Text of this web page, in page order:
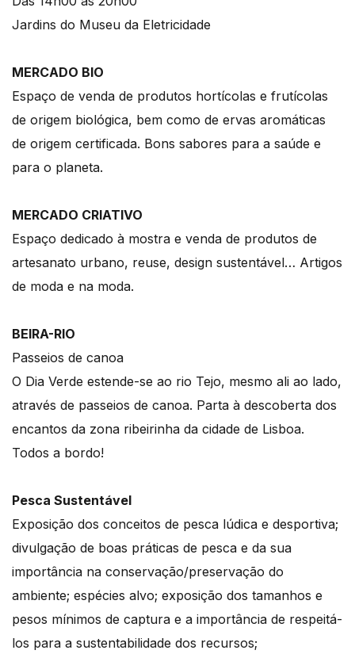
Jardins do Museu da Eletricidade
MERCADO BIO
Espaço de venda de produtos hortícolas e frutícolas
de origem biológica, bem como de ervas aromáticas
de origem certificada. Bons sabores para a saúde e
para o planeta.
MERCADO CRIATIVO
Espaço dedicado à mostra e venda de produtos de
artesanato urbano, reuse, design sustentável… Artigos
de moda e na moda.
BEIRA-RIO
Passeios de canoa
O Dia Verde estende-se ao rio Tejo, mesmo ali ao lado,
através de passeios de canoa. Parta à descoberta dos
encantos da zona ribeirinha da cidade de Lisboa.
Todos a bordo!
Pesca Sustentável
Exposição dos conceitos de pesca lúdica e desportiva;
divulgação de boas práticas de pesca e da sua
importância na conservação/preservação do
ambiente; espécies alvo; exposição dos tamanhos e
pesos mínimos de captura e a importância de respeitá-
los para a sustentabilidade dos recursos;